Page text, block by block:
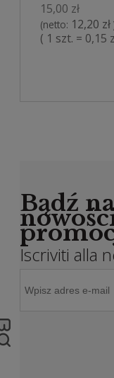
15,00 zł
(netto: 12,20 zł
( 1 szt. = 0,15
Bądź
Iscriviti alla